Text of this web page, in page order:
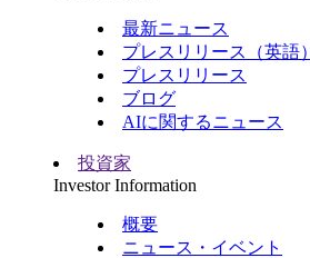
最新ニュース
プレスリリース（英語）
プレスリリース
ブログ
AIに関するニュース
投資家
Investor Information
概要
ニュース・イベント